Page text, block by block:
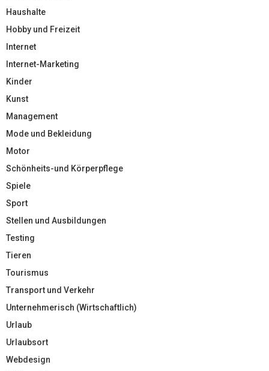
Haushalte
Hobby und Freizeit
Internet
Internet-Marketing
Kinder
Kunst
Management
Mode und Bekleidung
Motor
Schönheits-und Körperpflege
Spiele
Sport
Stellen und Ausbildungen
Testing
Tieren
Tourismus
Transport und Verkehr
Unternehmerisch (Wirtschaftlich)
Urlaub
Urlaubsort
Webdesign